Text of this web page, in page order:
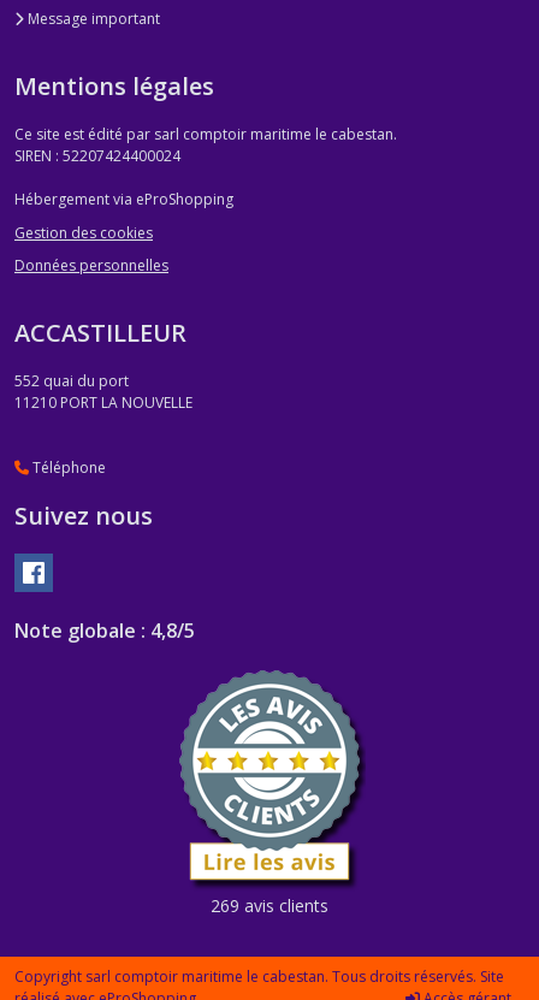
Message important
Mentions légales
Ce site est édité par sarl comptoir maritime le cabestan.
SIREN : 52207424400024
Hébergement via eProShopping
Gestion des cookies
Données personnelles
ACCASTILLEUR
552 quai du port
11210 PORT LA NOUVELLE
Téléphone
Suivez nous
Note globale : 4,8/5
269 avis clients
Copyright sarl comptoir maritime le cabestan. Tous droits réservés. Site